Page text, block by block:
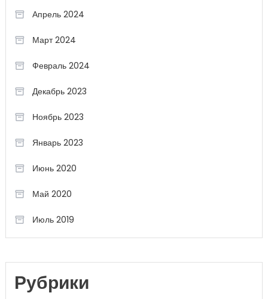
Апрель 2024
Март 2024
Февраль 2024
Декабрь 2023
Ноябрь 2023
Январь 2023
Июнь 2020
Май 2020
Июль 2019
Рубрики